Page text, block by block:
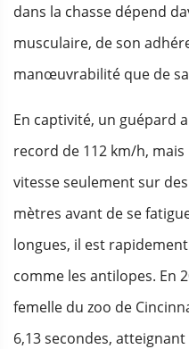
dans la chasse dépend
musculaire, de son
manœuvrabilité que de
En captivité, un guépard
record de 112 km/h,
vitesse seulement sur
mètres avant de se
longues, il est
comme les antilopes. En
femelle du zoo de
6,13 secondes,